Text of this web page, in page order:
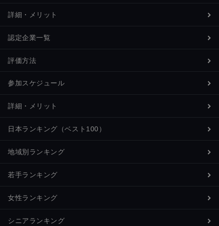
詳細・メリット
認定企業一覧
評価方法
参加スケジュール
詳細・メリット
日本ランキング（ベスト100）
地域別ランキング
若手ランキング
女性ランキング
シニアランキング